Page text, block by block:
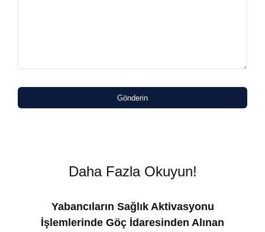
Gönderin
Daha Fazla Okuyun!
Yabancıların Sağlık Aktivasyonu
İşlemlerinde Göç İdaresinden Alınan